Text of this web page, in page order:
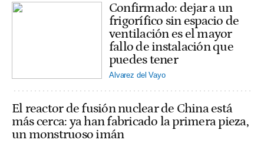
Confirmado: dejar a un
frigorífico sin espacio de
ventilación es el mayor
fallo de instalación que
puedes tener
Alvarez del Vayo
El reactor de fusión nuclear de China está
más cerca: ya han fabricado la primera pieza,
un monstruoso imán